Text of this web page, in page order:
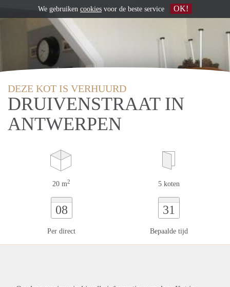
DEZE KOT IS VERHUURD
DRUIVENSTRAAT IN
ANTWERPEN
20 m2 5 koten
08
Per direct
31
Bepaalde tijd
We gebruiken cookies voor de beste service OK!